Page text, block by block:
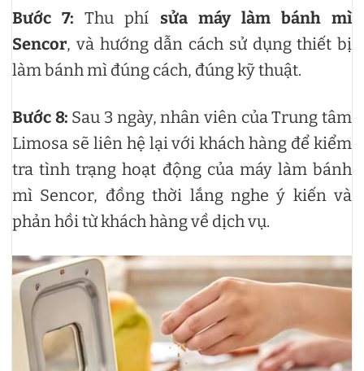
Bước 7: Thu phí sửa máy làm bánh mì
Sencor, và hướng dẫn cách sử dụng thiết bị
làm bánh mì đúng cách, đúng kỹ thuật.
Bước 8: Sau 3 ngày, nhân viên của Trung tâm
Limosa sẽ liên hệ lại với khách hàng để kiểm
tra tình trạng hoạt động của máy làm bánh
mì Sencor, đồng thời lắng nghe ý kiến và
phản hồi từ khách hàng về dịch vụ.